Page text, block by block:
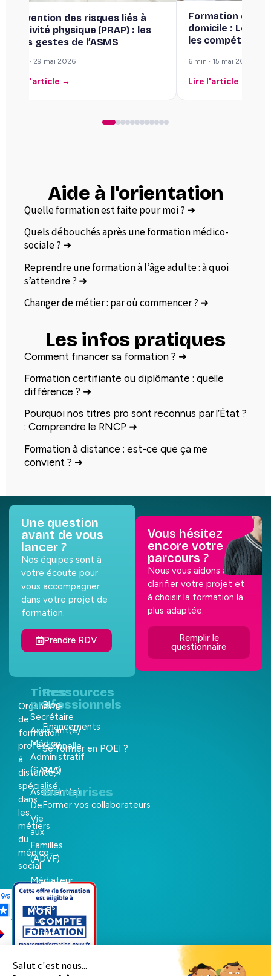
Formation des salariés d’aide à
domicile : Le guide pour booster
les compétences de vos équipes
6 min · 15 mai 2026
Lire l'article →
3 min · 8 mai
Lire
Aide à l'orientation
Quelle formation est faite pour moi ? ➜
Quels débouchés après une formation médico-
sociale ? ➜
Reprendre une formation à l’âge adulte : à quoi
s’attendre ? ➜
Changer de métier : par où commencer ? ➜
Les infos pratiques
Comment financer sa formation ? ➜
Formation certifiante ou diplômante : quelle
différence ? ➜
Pourquoi nos titres pro sont reconnus par l’État ?
: Comprendre le RNCP ➜
Formation à distance : est-ce que ça me
convient ? ➜
Une question
avant de vous
lancer ?
Nos équipes sont à
votre écoute pour
vous accompagner
dans votre projet de
formation.
Prendre RDV
Vous hésitez
encore votre
parcours ?
Nous vous aidons à
clarifier votre projet et
à choisir la formation la
plus adaptée.
Remplir le
questionnaire
Organisme
de
formation
professionnelle
à
distance,
spécialisé
dans
les
métiers
du
médico-
social.
La
Titres
professionnels
Secrétaire
Assistant(e)
Médico
Administratif
(SAMA)
Assistant(e)
De
Vie
aux
Familles
(ADVF)
Médiateur
Social
Accès
aux
Droits
et
aux
Services
Ressources
Blog
Financements
Se former en POEI ?
FAQ
Entreprises
Former vos collaborateurs